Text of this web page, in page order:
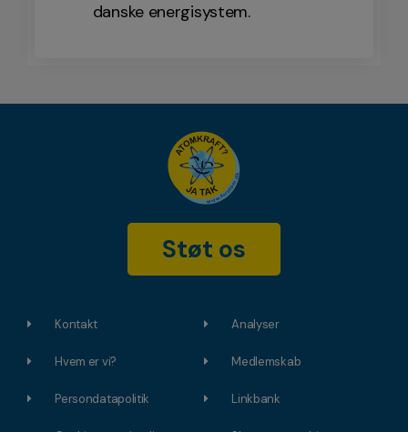
danske energisystem.
Støt os
Kontakt
Hvem er vi?
Persondatapolitik
Analyser
Medlemskab
Linkbank